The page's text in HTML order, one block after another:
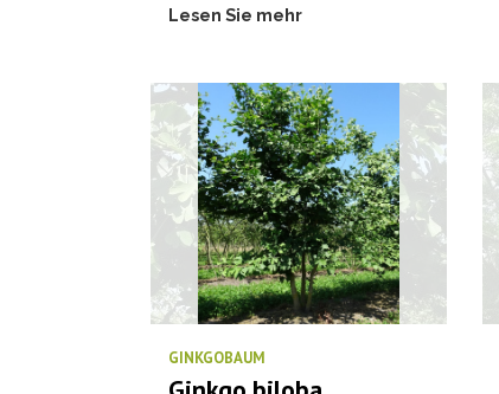
Lesen Sie mehr
GINKGOBAUM